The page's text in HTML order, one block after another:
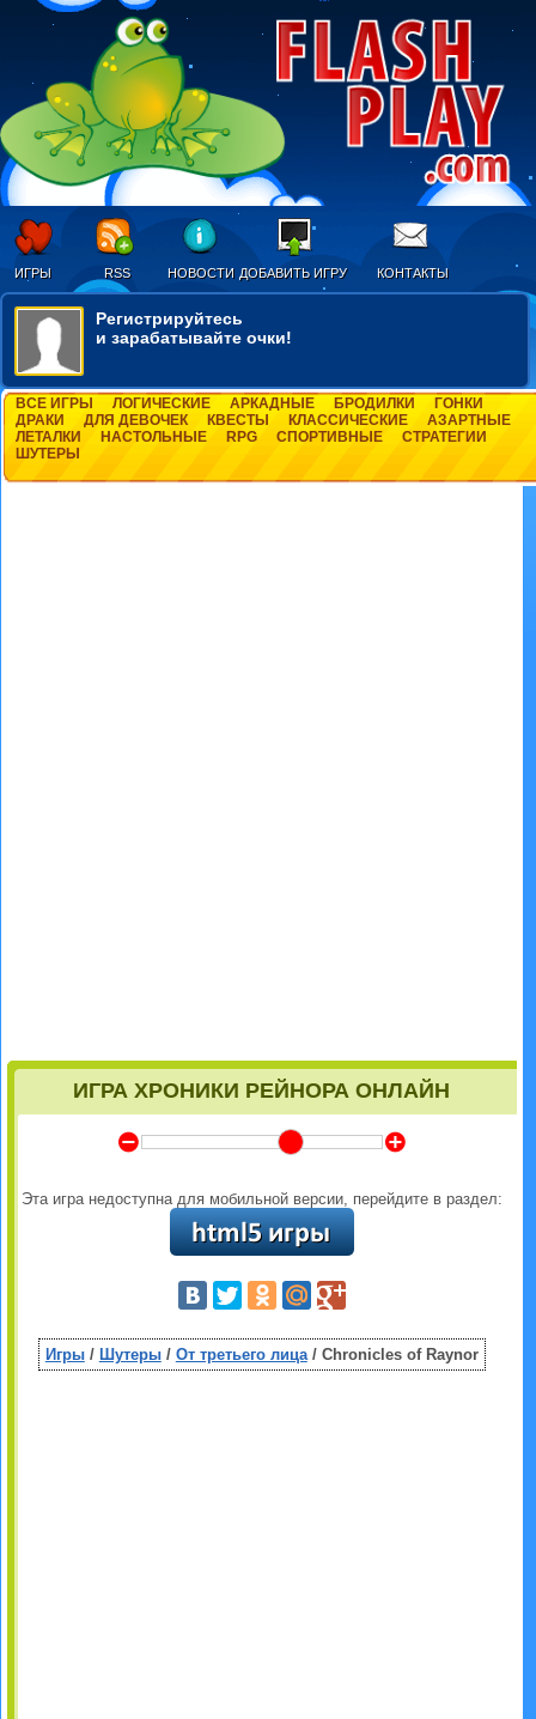
ИГРЫ RSS НОВОСТИ ДОБАВИТЬ ИГРУ КОНТАКТЫ
Регистрируйтесь
и зарабатывайте очки!
ВСЕ ИГРЫ ЛОГИЧЕСКИЕ АРКАДНЫЕ БРОДИЛКИ
ГОНКИ
ДРАКИ
ДЛЯ ДЕВОЧЕК КВЕСТЫ КЛАССИЧЕСКИЕ
АЗАРТНЫЕ
ЛЕТАЛКИ
НАСТОЛЬНЫЕ RPG СПОРТИВНЫЕ
СТРАТЕГИИ
ШУТЕРЫ
ИГРА ХРОНИКИ РЕЙНОРА ОНЛАЙН
Y Z
Эта игра недоступна для мобильной версии, перейдите в раздел:
Игры/ Шутеры/ От третьего лица/ Chronicles of Raynor